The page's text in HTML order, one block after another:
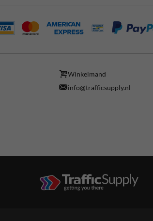
Winkelmand
info@trafficsupply.nl